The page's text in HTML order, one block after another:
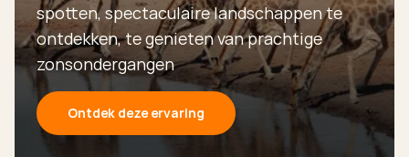
spotten, spectaculaire landschappen te
ontdekken, te genieten van prachtige
zonsondergangen
Ontdek deze ervaring